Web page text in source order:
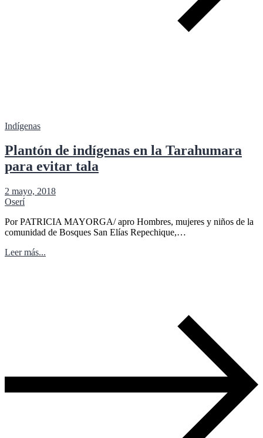
Indígenas
Plantón de indígenas en la Tarahumara
para evitar tala
2 mayo, 2018
Oserí
Por PATRICIA MAYORGA/ apro Hombres, mujeres y niños de la
comunidad de Bosques San Elías Repechique,…
Leer más...